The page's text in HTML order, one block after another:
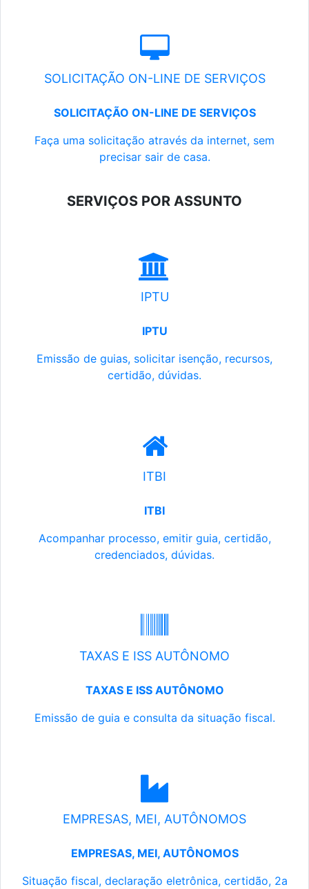
SOLICITAÇÃO ON-LINE DE SERVIÇOS
SOLICITAÇÃO ON-LINE DE SERVIÇOS
Faça uma solicitação através da internet, sem
precisar sair de casa.
SERVIÇOS POR ASSUNTO
IPTU
IPTU
Emissão de guias, solicitar isenção, recursos,
certidão, dúvidas.
ITBI
ITBI
Acompanhar processo, emitir guia, certidão,
credenciados, dúvidas.
TAXAS E ISS AUTÔNOMO
TAXAS E ISS AUTÔNOMO
Emissão de guia e consulta da situação fiscal.
EMPRESAS, MEI, AUTÔNOMOS
EMPRESAS, MEI, AUTÔNOMOS
Situação fiscal, declaração eletrônica, certidão, 2a